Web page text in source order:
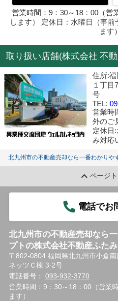
営業時間：9：30～18：00（営
します） 定休日：水曜日（事
ます）
取り扱い店舗(株式会社 不
住所:
１丁目
号
TEL:
営業時
外のご
定休日
み対応
北九州市の不動産売却なら一番わかりや
ページ
電話でお
北九州市の不動産売却なら
プトの株式会社不動産ふた
〒802-0804 福岡県北九州市小倉
ネッツＣ棟 3-2号
電話番号： 093-932-3770
営業時間：9：30～18：00（営業
ます）